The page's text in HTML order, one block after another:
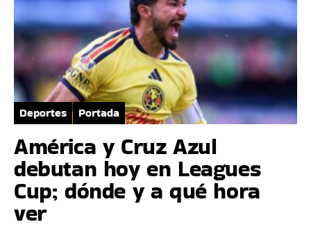
Deportes Portada
América y Cruz Azul
debutan hoy en Leagues
Cup; dónde y a qué hora
ver